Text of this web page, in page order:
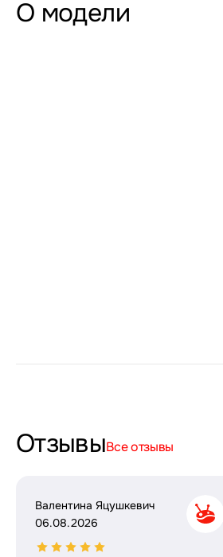
О модели
ОтзывыВсе отзывы
Валентина Яцушкевич
06.08.2026